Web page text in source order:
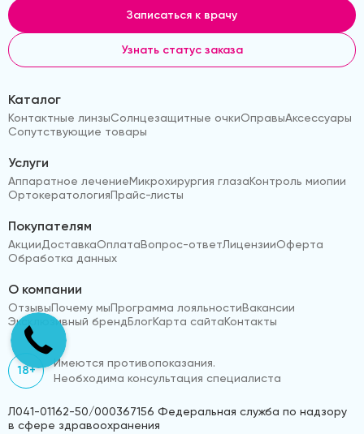
Записаться к врачу
Узнать статус заказа
Каталог
Контактные линзыСолнцезащитные очкиОправыАксессуары
Сопутствующие товары
Услуги
Аппаратное лечениеМикрохирургия глазаКонтроль миопии
ОртокератологияПрайс-листы
Покупателям
АкцииДоставкаОплатаВопрос-ответЛицензииОферта
Обработка данных
О компании
ОтзывыПочему мыПрограмма лояльностиВакансии
Эксклюзивный брендБлогКарта сайтаКонтакты
18+
Имеются противопоказания.
Необходима консультация специалиста
Л041-01162-50/000367156 Федеральная служба по надзору
в сфере здравоохранения